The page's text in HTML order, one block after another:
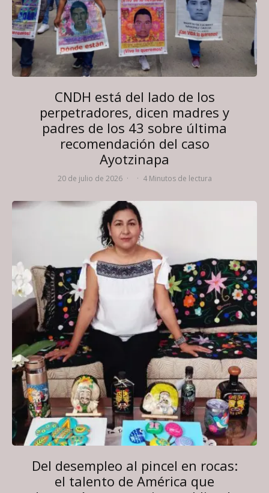
CNDH está del lado de los
perpetradores, dicen madres y
padres de los 43 sobre última
recomendación del caso
Ayotzinapa
20 de julio de 2026 · · 4 Minutos de lectura
Del desempleo al pincel en rocas:
el talento de América que